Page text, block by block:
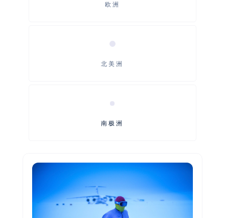
欧洲
北美洲
南极洲